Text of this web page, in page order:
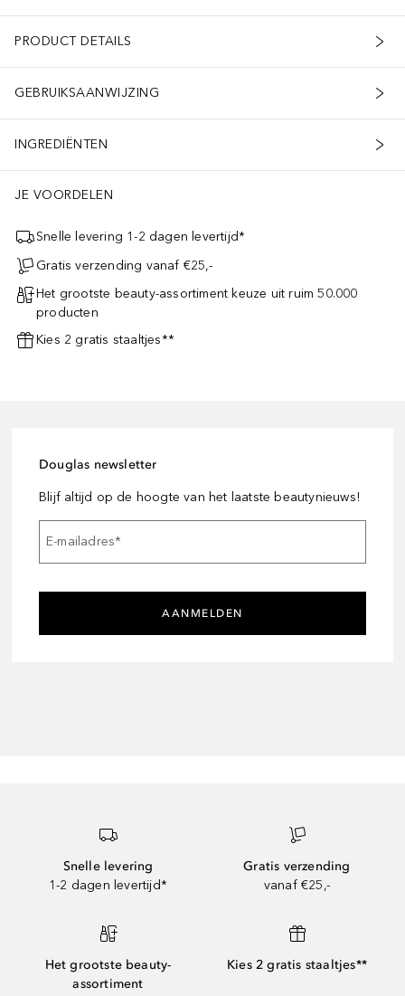
PRODUCT DETAILS
GEBRUIKSAANWIJZING
INGREDIËNTEN
JE VOORDELEN
Snelle levering 1-2 dagen levertijd*
Gratis verzending vanaf €25,-
Het grootste beauty-assortiment keuze uit ruim 50.000
producten
Kies 2 gratis staaltjes**
Douglas newsletter
Blijf altijd op de hoogte van het laatste beautynieuws!
E-mailadres*
AANMELDEN
Snelle levering
1-2 dagen levertijd*
Gratis verzending
vanaf €25,-
Het grootste beauty-
assortiment
Kies 2 gratis staaltjes**